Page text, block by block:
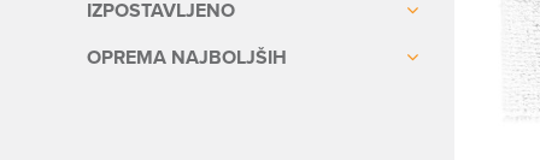
IZPOSTAVLJENO
OPREMA NAJBOLJŠIH